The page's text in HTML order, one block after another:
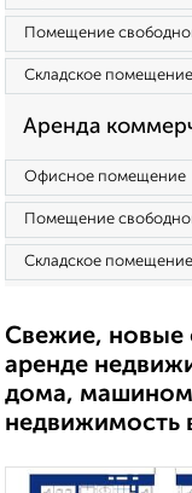
Помещение
Складское помещение
Аренда
Офисное помещение
Помещение
Складское помещение
Свежие, новые
аренде
дома,
недвижимость